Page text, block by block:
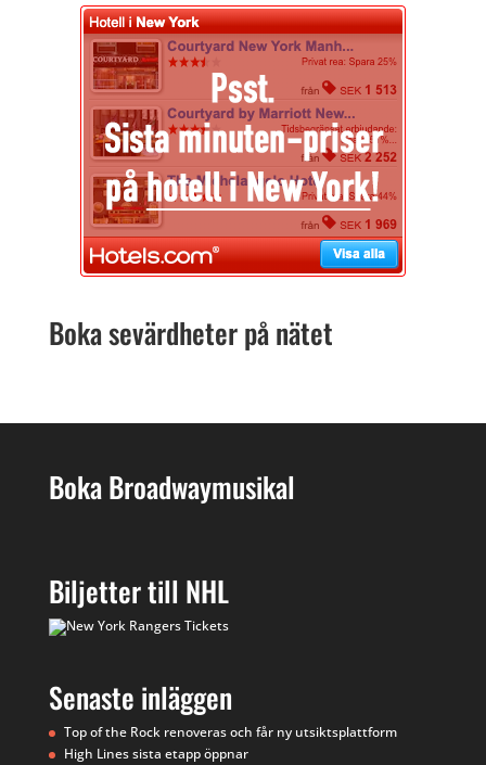
Boka sevärdheter på nätet
Boka Broadwaymusikal
Biljetter till NHL
Senaste inläggen
Top of the Rock renoveras och får ny utsiktsplattform
High Lines sista etapp öppnar